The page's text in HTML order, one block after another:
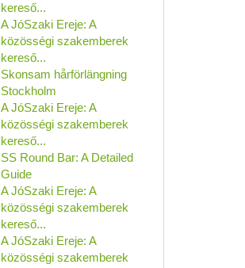
kereső...
A JóSzaki Ereje: A
közösségi szakemberek
kereső...
Skonsam hårförlängning
Stockholm
A JóSzaki Ereje: A
közösségi szakemberek
kereső...
SS Round Bar: A Detailed
Guide
A JóSzaki Ereje: A
közösségi szakemberek
kereső...
A JóSzaki Ereje: A
közösségi szakemberek